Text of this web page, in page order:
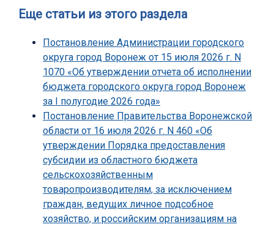
Еще статьи из этого раздела
Постановление Администрации городского
округа город Воронеж от 15 июля 2026 г. N
1070 «Об утверждении отчета об исполнении
бюджета городского округа город Воронеж
за I полугодие 2026 года»
Постановление Правительства Воронежской
области от 16 июля 2026 г. N 460 «Об
утверждении Порядка предоставления
субсидии из областного бюджета
сельскохозяйственным
товаропроизводителям, за исключением
граждан, ведущих личное подсобное
хозяйство, и российским организациям на